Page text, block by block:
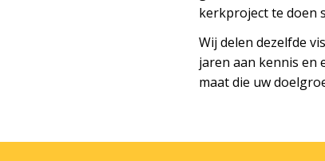
kerkproject te doen
Wij delen dezelfde
jaren aan kennis en
maat die uw